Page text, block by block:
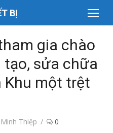
BỊ
gia chào
tạo, sửa chữa
Khu một trệt
Thiệp 0